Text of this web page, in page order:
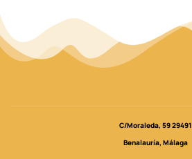
C/Moraleda, 59 29491
Benalauría, Málaga